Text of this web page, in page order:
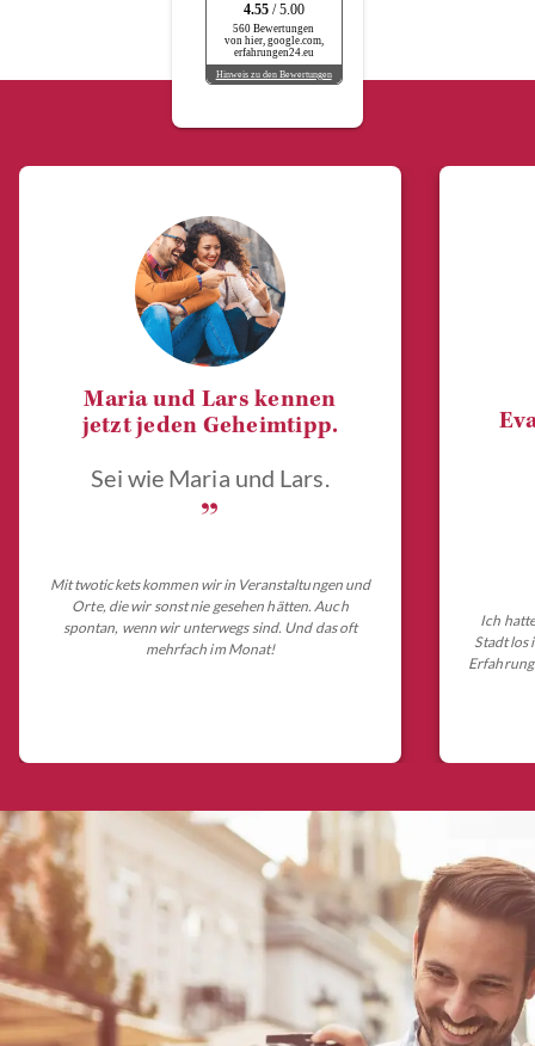
4.55 / 5.00
560 Bewertungen
von hier, google.com,
erfahrungen24.eu
Hinweis zu den Bewertungen
Maria und Lars kennen
jetzt jeden Geheimtipp.
Sei wie Maria und Lars.
„
Mit twotickets kommen wir in Veranstaltungen und
Orte, die wir sonst nie gesehen hätten. Auch
spontan, wenn wir unterwegs sind. Und das oft
mehrfach im Monat!
Ich
Stadt los